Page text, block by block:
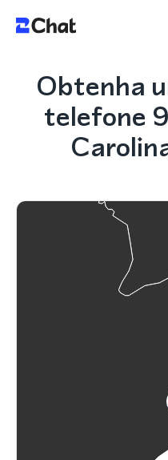
Obtenha
telefone